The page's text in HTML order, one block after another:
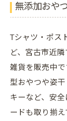
無添加おや
Tシャツ・ポス
ど、宮古市近
雑貨を販売中
型おやつや姿
キーなど、安
ードも取り揃